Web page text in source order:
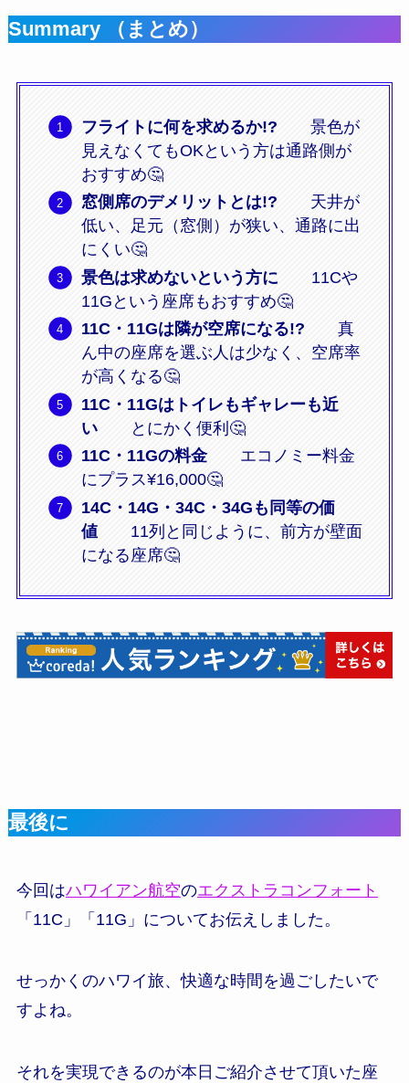
Summary （まとめ）
フライトに何を求めるか!? 景色が
見えなくてもOKという方は通路側が
おすすめ🤔
窓側席のデメリットとは!? 天井が
低い、足元（窓側）が狭い、通路に出
にくい🤔
景色は求めないという方に 11Cや
11Gという座席もおすすめ🤔
11C・11Gは隣が空席になる!? 真
ん中の座席を選ぶ人は少なく、空席率
が高くなる🤔
11C・11Gは トイレもギャレーも近
い とにかく便利🤔
11C・11Gの料金エコノミー料金
にプラス¥16,000🤔
14C・14G・34C・34Gも同等の価
値 11列と同じように、前方が壁面
になる座席🤔
最後に
今回はハワイアン航空のエクストラコンフォート
「11C」「11G」についてお伝えしました。
せっかくのハワイ旅、快適な時間を過ごしたいで
すよね。
それを実現できるのが本日ご紹介させて頂いた座